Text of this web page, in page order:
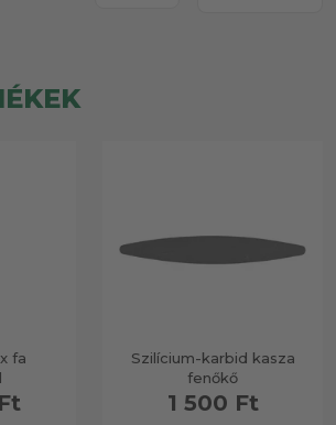
fa
Szilícium-karbid kasza
fenőkő
1 500 Ft